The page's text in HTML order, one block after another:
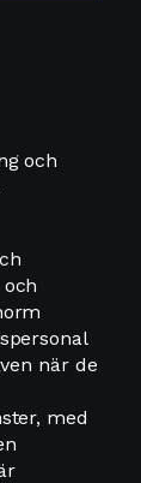
och
när de
med